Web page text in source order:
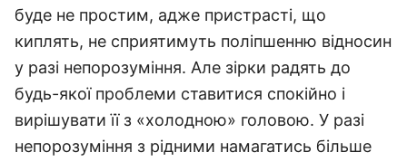
буде не простим, адже пристрасті, що
киплять, не сприятимуть поліпшенню відносин
у разі непорозуміння. Але зірки радять до
будь-якої проблеми ставитися спокійно і
вирішувати її з «холодною» головою. У разі
непорозуміння з рідними намагатись більше